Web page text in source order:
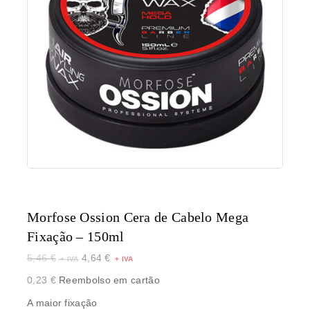
Morfose Ossion Cera de Cabelo Mega
Fixação – 150ml
5,46€ 4,64€
0,23 €Reembolso em cartão
A maior fixação